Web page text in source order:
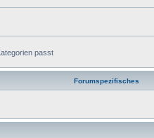
passt
Forumspezifisches